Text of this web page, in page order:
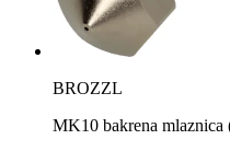
BROZZL
MK10 bakrena mlaznica